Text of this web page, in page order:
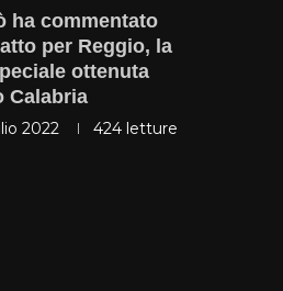
ha commentato
per Reggio, la
ottenuta
Calabria
2022 424 letture